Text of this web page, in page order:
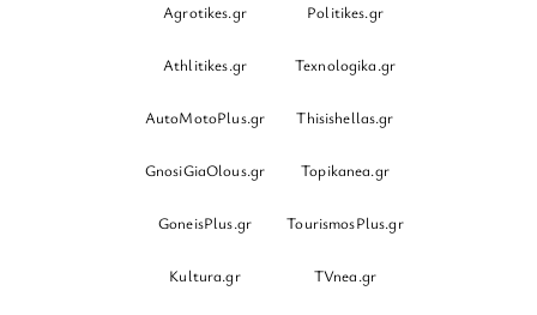
Agrotikes.gr Politikes.gr
Athlitikes.gr Texnologika.gr
AutoMotoPlus.gr Thisishellas.gr
GnosiGiaOlous.gr Topikanea.gr
GoneisPlus.gr TourismosPlus.gr
Kultura.gr TVnea.gr